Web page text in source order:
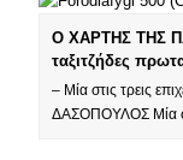
Ο ΧΑΡΤΗΣ ΤΗΣ
ταξιτζήδες
– Μία στις τρεις
ΔΑΣΟΠΟΥΛΟΣ Μία